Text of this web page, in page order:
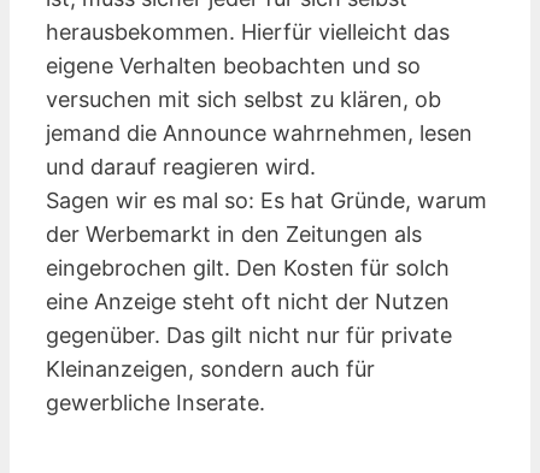
herausbekommen. Hierfür vielleicht das
eigene Verhalten beobachten und so
versuchen mit sich selbst zu klären, ob
jemand die Announce wahrnehmen, lesen
und darauf reagieren wird.
Sagen wir es mal so: Es hat Gründe, warum
der Werbemarkt in den Zeitungen als
eingebrochen gilt. Den Kosten für solch
eine Anzeige steht oft nicht der Nutzen
gegenüber. Das gilt nicht nur für private
Kleinanzeigen, sondern auch für
gewerbliche Inserate.